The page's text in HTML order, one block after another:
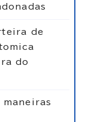
de
do
maneiras